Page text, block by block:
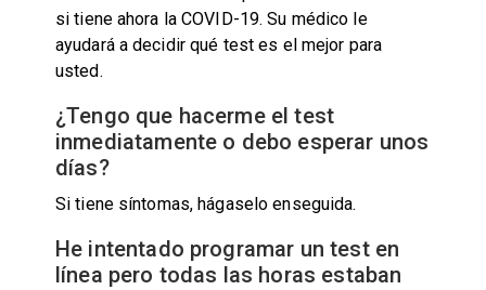
si tiene ahora la COVID-19. Su médico le
ayudará a decidir qué test es el mejor para
usted.
¿Tengo que hacerme el test
inmediatamente o debo esperar unos
días?
Si tiene síntomas, hágaselo enseguida.
He intentado programar un test en
línea pero todas las horas estaban